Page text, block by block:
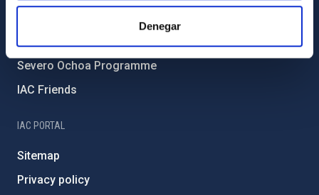
Denegar
External funding
Severo Ochoa Programme
IAC Friends
IAC PORTAL
Sitemap
Privacy policy